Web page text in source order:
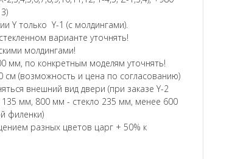
Y только Y-1 (с молдингами).
варианте уточнять!
молдингами!
мм, по конкретным моделям уточнять!
(возможность и цена по согласованию)
внешний вид двери (при заказе Y-2
мм, 800 мм - стекло 235 мм, менее 600
филенки)
разных цветов царг + 50% к